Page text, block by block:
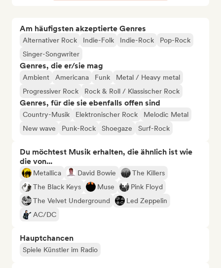
Am häufigsten akzeptierte Genres
Alternativer Rock Indie-Folk Indie-Rock
Pop-Rock
Singer-Songwriter
Genres, die er/sie mag
Ambient Americana Funk
Metal / Heavy metal
Progressiver Rock
Rock & Roll / Klassischer Rock
Genres, für die sie ebenfalls offen sind
Country-Musik Elektronischer Rock
Melodic Metal
New wave
Punk-Rock Shoegaze Surf-Rock
Du möchtest Musik erhalten, die ähnlich ist wie
die von...
Metallica David Bowie
The Killers
The Black Keys
Muse
Pink Floyd
The Velvet Underground
Led Zeppelin
AC/DC
Hauptchancen
Spiele Künstler im Radio